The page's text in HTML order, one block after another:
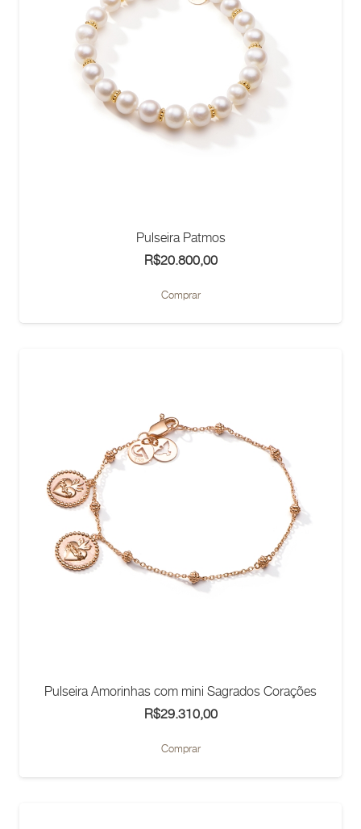
Pulseira Patmos
R$20.800,00
Comprar
Pulseira Amorinhas com mini Sagrados Corações
R$29.310,00
Comprar